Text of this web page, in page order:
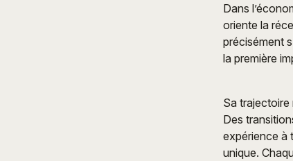
Dans
oriente la
précisément
la première
Sa trajectoire
Des
expérience à
unique.